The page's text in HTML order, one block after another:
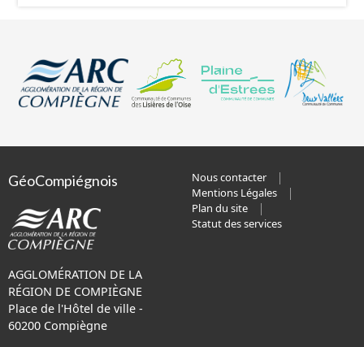
GéoCompiégnois
AGGLOMÉRATION DE LA
RÉGION DE COMPIÈGNE
Place de l'Hôtel de ville -
60200 Compiègne
Nous contacter
Mentions Légales
Plan du site
Statut des services